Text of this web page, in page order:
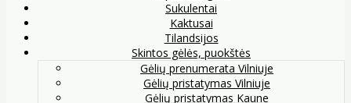
Sukulentai
Kaktusai
Tilandsijos
Skintos gėlės, puokštės
Gėlių prenumerata Vilniuje
Gėlių pristatymas Vilniuje
Gėlių pristatymas Kaune